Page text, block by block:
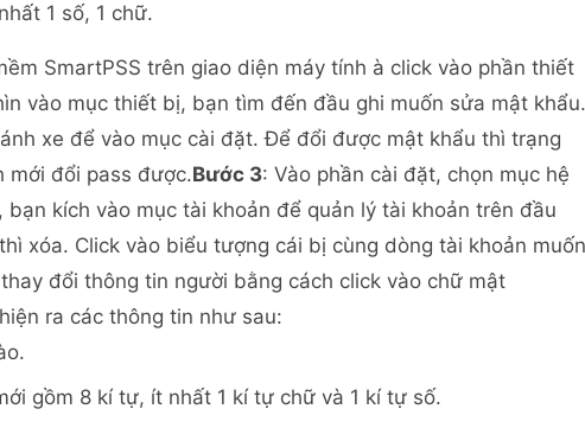
1 số, 1 chữ.
SmartPSS trên giao diện máy tính à click vào phần thiết
vào mục thiết bị, bạn tìm đến đầu ghi muốn sửa mật khẩu.
xe để vào mục cài đặt. Để đổi được mật khẩu thì trạng
mới đổi pass được.Bước 3: Vào phần cài đặt, chọn mục hệ
bạn kích vào mục tài khoản để quản lý tài khoản trên đầu
xóa. Click vào biểu tượng cái bị cùng dòng tài khoản muốn
đổi thông tin người bằng cách click vào chữ mật
ra các thông tin như sau:
gồm 8 kí tự, ít nhất 1 kí tự chữ và 1 kí tự số.